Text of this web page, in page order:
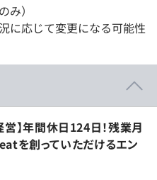
）
に応じて変更になる可能性
】年間休日124日！残業月
を創っていただけるエン